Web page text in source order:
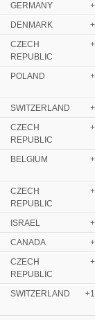
GERMANY
DENMARK
CZECH
REPUBLIC
POLAND
SWITZERLAND
CZECH
REPUBLIC
BELGIUM
CZECH
REPUBLIC
ISRAEL
CANADA
CZECH
REPUBLIC
SWITZERLAND